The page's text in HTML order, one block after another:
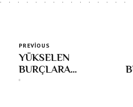
PREVIOUS
YÜKSELEN
BURÇLARA
GÖRE BAŞAK